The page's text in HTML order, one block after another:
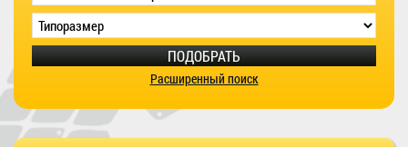
ПОДОБРАТЬ
Расширенный поиск